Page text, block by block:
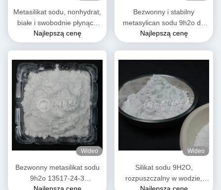
Metasilikat sodu, nonhydrat,
białe i swobodnie płynące
granule / proszek 13517-24-
3
Najlepszą cenę
Bezwonny i stabilny
metasylican sodu 9h2o do
zastosowań przemysłowych
Najlepszą cenę
Wideo
Bezwonny metasilikat sodu
9h2o 13517-24-3
Wideo
Silikat sodu 9H2O,
rozpuszczalny w wodzie,